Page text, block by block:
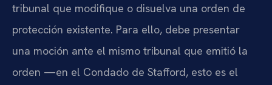
tribunal que modifique o disuelva una orden de
protección existente. Para ello, debe presentar
una moción ante el mismo tribunal que emitió la
orden —en el Condado de Stafford, esto es el